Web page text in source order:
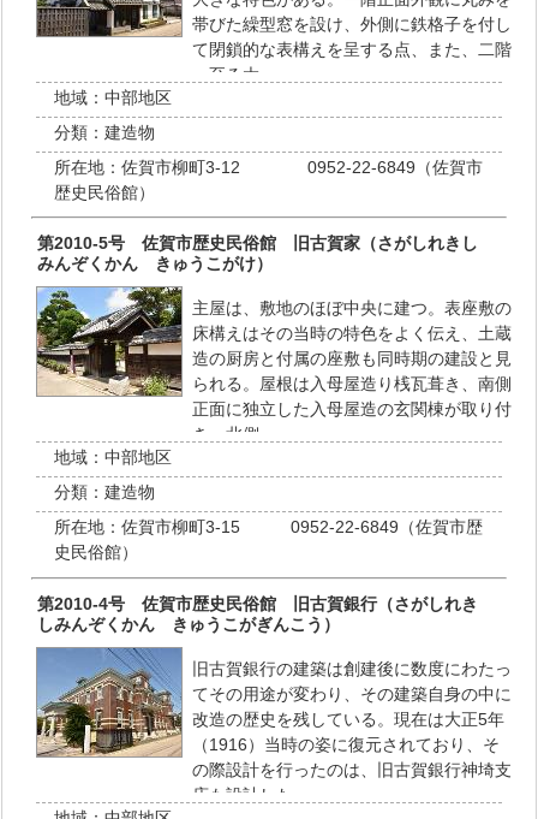
帯びた繰型窓を設け、外側に鉄格子を付し
て閉鎖的な表構えを呈する点、また、二階
へ至る大…
地域： 中部地区
分類： 建造物
所在地： 佐賀市柳町3-12 0952-22-6849（佐賀市
歴史民俗館）
第2010-5号 佐賀市歴史民俗館 旧古賀家（さがしれきし
みんぞくかん きゅうこがけ）
主屋は、敷地のほぼ中央に建つ。表座敷の
床構えはその当時の特色をよく伝え、土蔵
造の厨房と付属の座敷も同時期の建設と見
られる。屋根は入母屋造り桟瓦葺き、南側
正面に独立した入母屋造の玄関棟が取り付
き、北側…
地域： 中部地区
分類： 建造物
所在地： 佐賀市柳町3-15 0952-22-6849（佐賀市歴
史民俗館）
第2010-4号 佐賀市歴史民俗館 旧古賀銀行（さがしれき
しみんぞくかん きゅうこがぎんこう）
旧古賀銀行の建築は創建後に数度にわたっ
てその用途が変わり、その建築自身の中に
改造の歴史を残している。現在は大正5年
（1916）当時の姿に復元されており、そ
の際設計を行ったのは、旧古賀銀行神埼支
店も設計した…